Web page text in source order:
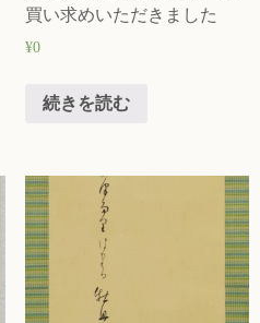
買い求めいただきました
¥0
続きを読む